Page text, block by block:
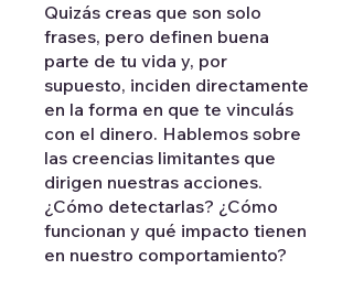
Quizás creas que son solo
frases, pero definen buena
parte de tu vida y, por
supuesto, inciden directamente
en la forma en que te vinculás
con el dinero. Hablemos sobre
las creencias limitantes que
dirigen nuestras acciones.
¿Cómo detectarlas? ¿Cómo
funcionan y qué impacto tienen
en nuestro comportamiento?